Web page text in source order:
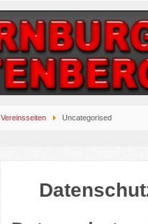
Vereinsseiten Uncategorised